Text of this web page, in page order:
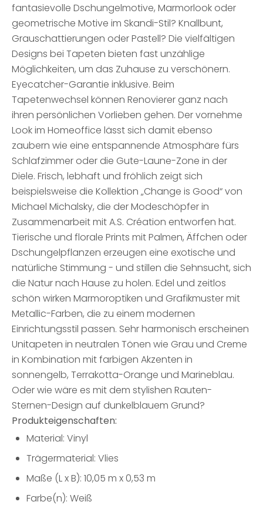
fantasievolle Dschungelmotive, Marmorlook oder
geometrische Motive im Skandi-Stil? Knallbunt,
Grauschattierungen oder Pastell? Die vielfältigen
Designs bei Tapeten bieten fast unzählige
Möglichkeiten, um das Zuhause zu verschönern.
Eyecatcher-Garantie inklusive. Beim
Tapetenwechsel können Renovierer ganz nach
ihren persönlichen Vorlieben gehen. Der vornehme
Look im Homeoffice lässt sich damit ebenso
zaubern wie eine entspannende Atmosphäre fürs
Schlafzimmer oder die Gute-Laune-Zone in der
Diele. Frisch, lebhaft und fröhlich zeigt sich
beispielsweise die Kollektion „Change is Good“ von
Michael Michalsky, die der Modeschöpfer in
Zusammenarbeit mit A.S. Création entworfen hat.
Tierische und florale Prints mit Palmen, Äffchen oder
Dschungelpflanzen erzeugen eine exotische und
natürliche Stimmung - und stillen die Sehnsucht, sich
die Natur nach Hause zu holen. Edel und zeitlos
schön wirken Marmoroptiken und Grafikmuster mit
Metallic-Farben, die zu einem modernen
Einrichtungsstil passen. Sehr harmonisch erscheinen
Unitapeten in neutralen Tönen wie Grau und Creme
in Kombination mit farbigen Akzenten in
sonnengelb, Terrakotta-Orange und Marineblau.
Oder wie wäre es mit dem stylishen Rauten-
Sternen-Design auf dunkelblauem Grund?
Produkteigenschaften:
Material: Vinyl
Trägermaterial: Vlies
Maße (L x B): 10,05 m x 0,53 m
Farbe(n): Weiß